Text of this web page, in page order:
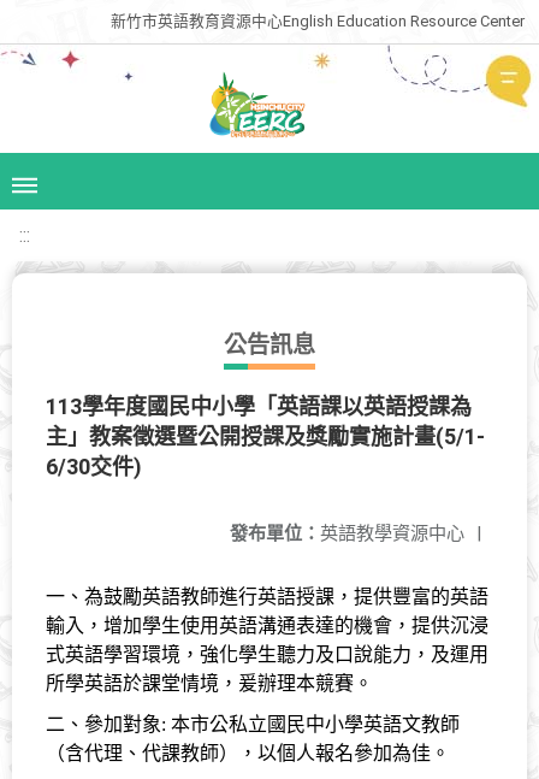
新竹市英語教育資源中心English Education Resource Center
:::
公告訊息
113學年度國民中小學「英語課以英語授課為
主」教案徵選暨公開授課及獎勵實施計畫(5/1-
6/30交件)
發布單位： 英語教學資源中心 |
一、為鼓勵英語教師進行英語授課，提供豐富的英語
輸入，增加學生使用英語溝通表達的機會， 提供沉浸
式英語學習環境，強化學生聽力及口說能力，及運用
所學英語於課堂情境，爰辦理本競賽。
二、參加對象: 本市公私立國民中小學英語文教師
（含代理、代課教師），以個人報名參加為佳。